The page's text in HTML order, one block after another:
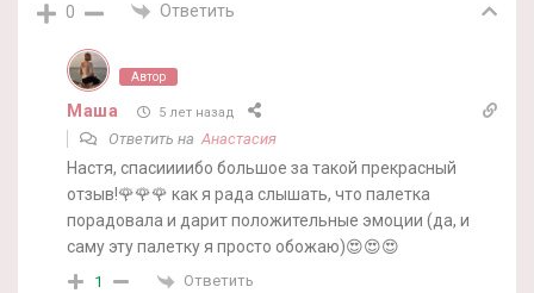
0 Ответить
Автор
Маша 5 лет назад
Ответить наАнастасия
Настя, спасиииибо большое за такой прекрасный
отзыв!🌹🌹🌹 как я рада слышать, что палетка
порадовала и дарит положительные эмоции (да, и
саму эту палетку я просто обожаю)😍😍😍
1 Ответить